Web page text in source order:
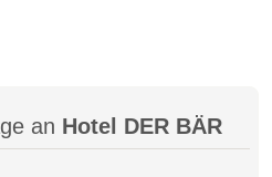
an Hotel DER BÄR